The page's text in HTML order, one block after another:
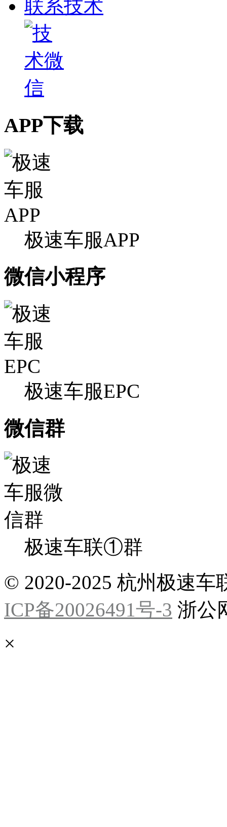
联系技术
APP下载
极速车服APP
微信小程序
极速车服EPC
微信群
极速车联①群
© 2020-2025 杭州极速
ICP备20026491号-3 浙公
×